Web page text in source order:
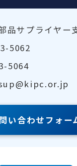
品サプライヤー
5062
5064
い合わせフォー